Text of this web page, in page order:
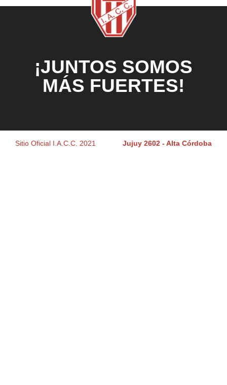
¡JUNTOS SOMOS
MÁS FUERTES!
Sitio Oficial I.A.C.C. 2021 Jujuy 2602 - Alta Córdoba